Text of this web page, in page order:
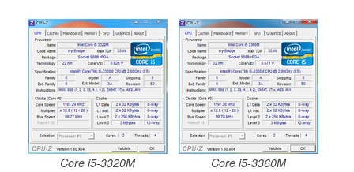
Core i5-3320M Core i5-3360M